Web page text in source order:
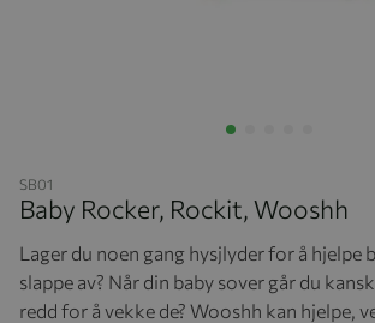
SB01
Baby Rocker, Rockit, Wooshh
Lager du noen gang hysjlyder for å hjelpe
slappe av? Når din baby sover går du
redd for å vekke de? Wooshh kan hjelpe,